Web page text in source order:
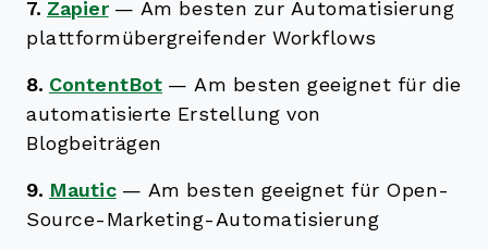
7. Zapier — Am besten zur Automatisierung
plattformübergreifender Workflows
8. ContentBot — Am besten geeignet für die
automatisierte Erstellung von
Blogbeiträgen
9. Mautic — Am besten geeignet für Open-
Source-Marketing-Automatisierung